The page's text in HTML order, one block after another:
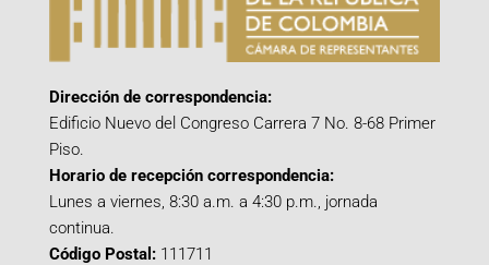
Dirección de correspondencia:
Edificio Nuevo del Congreso Carrera 7 No. 8-68 Primer
Piso.
Horario de recepción correspondencia:
Lunes a viernes, 8:30 a.m. a 4:30 p.m., jornada
continua.
Código Postal: 111711